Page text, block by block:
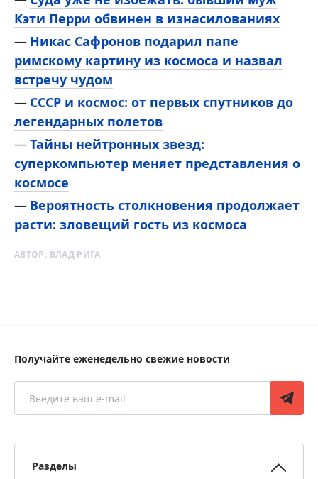
Кэти Перри обвинен в изнасилованиях
Никас Сафронов подарил папе
римскому картину из космоса и назвал
встречу чудом
СССР и космос: от первых спутников до
легендарных полетов
Тайны нейтронных звезд:
суперкомпьютер меняет представления о
космосе
Вероятность столкновения продолжает
расти: зловещий гость из космоса
АВТОР: ВЛАД РИГА
Получайте еженедельно свежие новости
Разделы